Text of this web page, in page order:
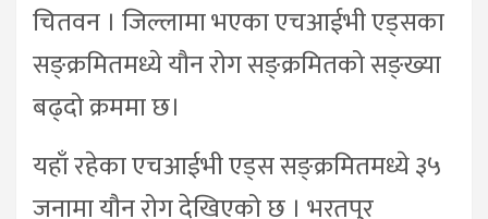
चितवन । जिल्लामा भएका एचआईभी एड्सका
सङ्क्रमितमध्ये यौन रोग सङ्क्रमितको सङ्ख्या
बढ्दो क्रममा छ।
यहाँ रहेका एचआईभी एड्स सङ्क्रमितमध्ये ३५
जनामा यौन रोग देखिएको छ । भरतपुर